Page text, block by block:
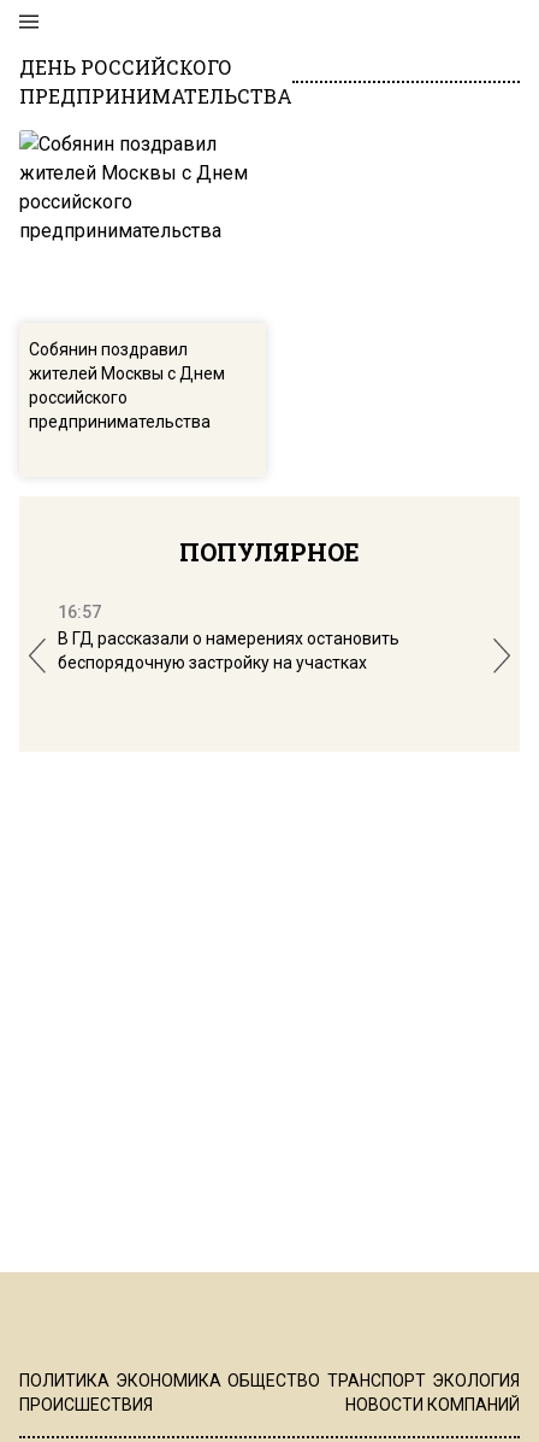
ДЕНЬ РОССИЙСКОГО
ПРЕДПРИНИМАТЕЛЬСТВА
Собянин поздравил
жителей Москвы с Днем
российского
предпринимательства
ПОПУЛЯРНОЕ
16:57
В ГД рассказали о намерениях остановить
беспорядочную застройку на участках
ПОЛИТИКА ЭКОНОМИКА ОБЩЕСТВО ТРАНСПОРТ ЭКОЛОГИЯ
ПРОИСШЕСТВИЯ
НОВОСТИ КОМПАНИЙ